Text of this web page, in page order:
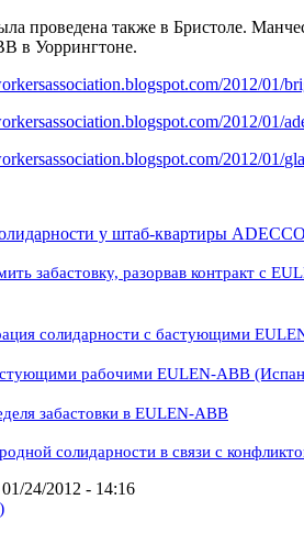
проведена также в Бристоле.
в Уоррингтоне.
n.blogspot.com/2012/01/
n.blogspot.com/2012/01/
n.blogspot.com/2012/01/
у штаб-квартиры ADECCO
забастовку, разорвав контракт с
солидарности с бастующими
рабочими EULEN-ABB
забастовки в EULEN-ABB
солидарности в связи с
24/2012 - 14:16